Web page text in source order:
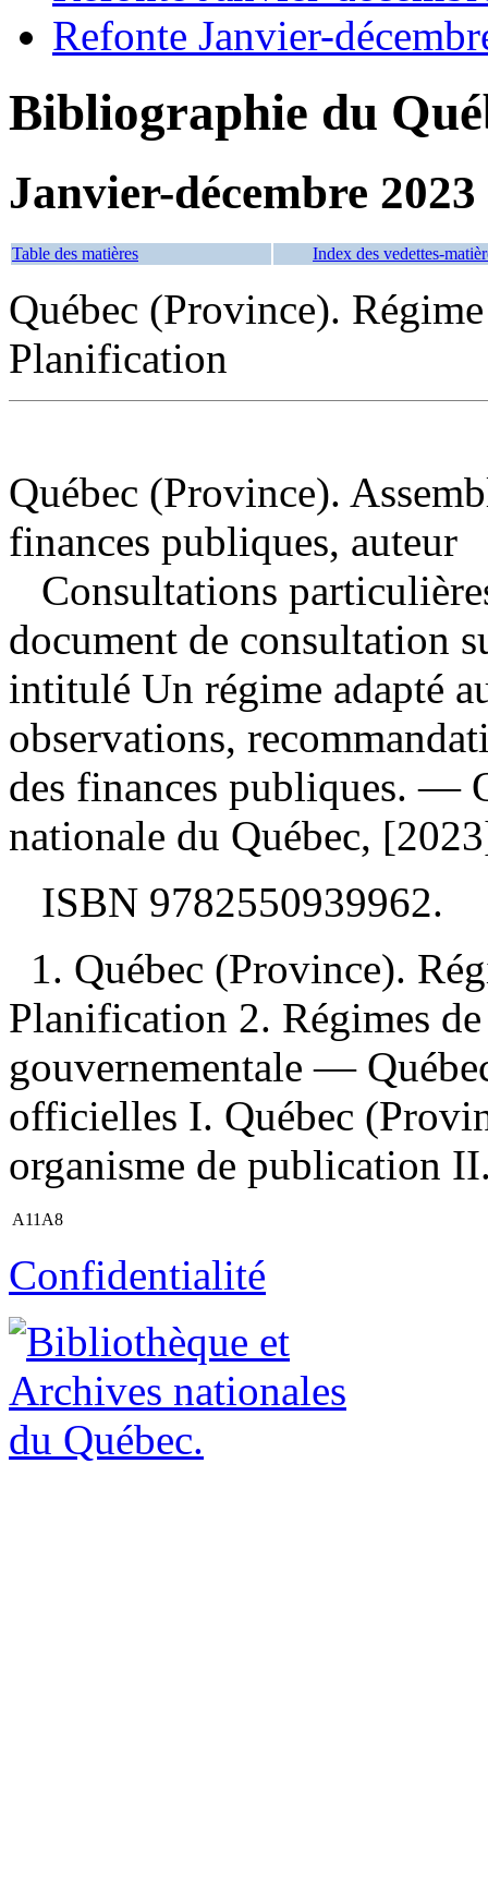
Refonte Janvier-
Bibliographie du
Janvier-décembre 2023
Table des matières Index des vedettes-
Québec (Province).
Planification
Québec (Province).
finances publiques, auteur
Consultations
document de consultation
intitulé Un régime adapté
observations,
des finances publiques. —
nationale du Québec,
ISBN 9782550939962.
1. Québec (Province).
Planification 2. Régimes
gouvernementale —
officielles I. Québec
organisme de publication
A11A8
Confidentialité